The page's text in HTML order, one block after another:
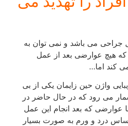
می باشد و نمی توان به
هیچ عوارضی بعد از عمل
اما…
واژن حین زایمان یکی از بی
می رود که در حال حاضر در
که بعد انجام این عمل
درد و ورم به صورت بسیار